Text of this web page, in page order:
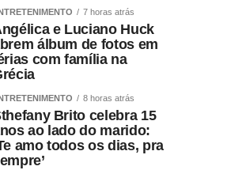
7 horas atrás
e Luciano Huck
álbum de fotos em
com família na
8 horas atrás
Brito celebra 15
ao lado do marido:
amo todos os dias, pra